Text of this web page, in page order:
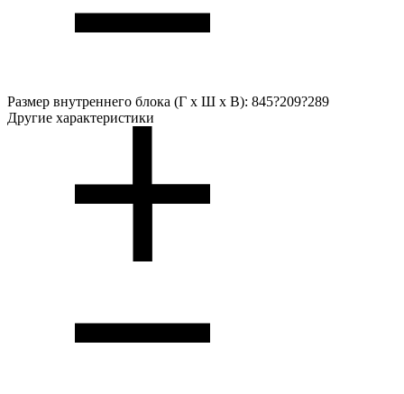
Размер внутреннего блока (Г х Ш х В): 845?209?289
Другие характеристики